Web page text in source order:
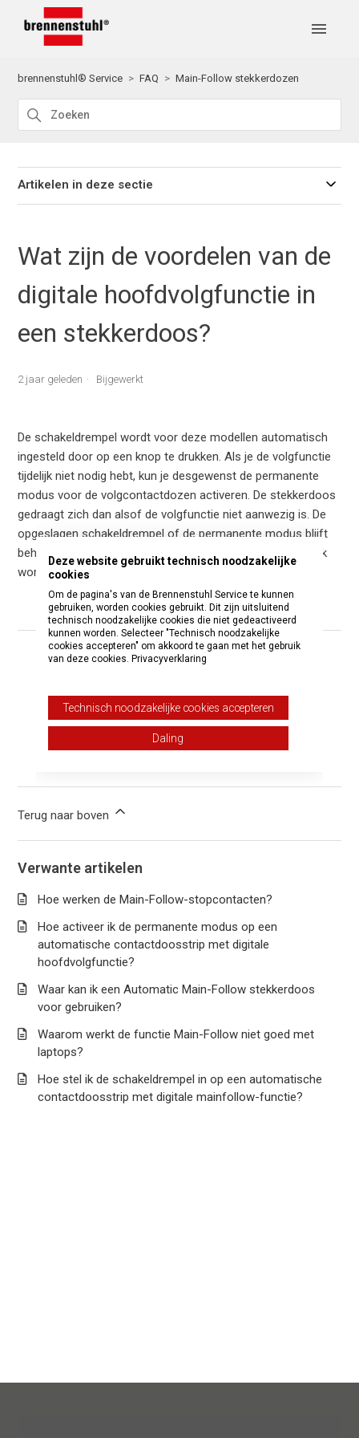
brennenstuhl® Service FAQ Main-Follow stekkerdozen
Artikelen in deze sectie
Wat zijn de voordelen van de
digitale hoofdvolgfunctie in
een stekkerdoos?
2 jaar geleden Bijgewerkt
De schakeldrempel wordt voor deze modellen automatisch
ingesteld door op een knop te drukken. Als je de volgfunctie
tijdelijk niet nodig hebt, kun je desgewenst de permanente
modus voor de volgcontactdozen activeren. De stekkerdoos
gedraagt zich dan alsof de volgfunctie niet aanwezig is. De
opgeslagen schakeldrempel of de permanente modus blijft
behouden, zelfs als de hoofd-volgcontactdoosstrip tijdelijk
wordt uitgeschakeld met de hoofdschakelaar.
Was dit artikel nuttig?
Aantal gebruikers dat dit nuttig vond: 5 van 9
Terug naar boven
Verwante artikelen
Hoe werken de Main-Follow-stopcontacten?
Hoe activeer ik de permanente modus op een
automatische contactdoosstrip met digitale
hoofdvolgfunctie?
Waar kan ik een Automatic Main-Follow stekkerdoos
voor gebruiken?
Waarom werkt de functie Main-Follow niet goed met
laptops?
Hoe stel ik de schakeldrempel in op een automatische
contactdoosstrip met digitale mainfollow-functie?
Deze website gebruikt technisch noodzakelijke
cookies
Om de pagina's van de Brennenstuhl Service te kunnen
gebruiken, worden cookies gebruikt. Dit zijn uitsluitend
technisch noodzakelijke cookies die niet gedeactiveerd
kunnen worden. Selecteer "Technisch noodzakelijke
cookies accepteren" om akkoord te gaan met het gebruik
van deze cookies. Privacyverklaring
Technisch noodzakelijke cookies accepteren
Daling